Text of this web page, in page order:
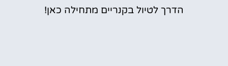
הדרך לטיול בקנריים מתחילה כאן!